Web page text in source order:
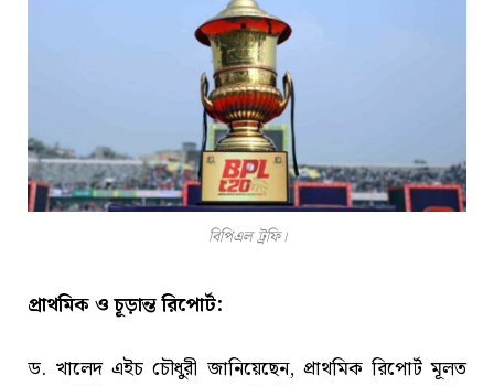
বিপিএল ট্রফি।
প্রাথমিক ও চূড়ান্ত রিপোর্ট:
ড. খালেদ এইচ চৌধুরী জানিয়েছেন, প্রাথমিক রিপোর্ট মূলত